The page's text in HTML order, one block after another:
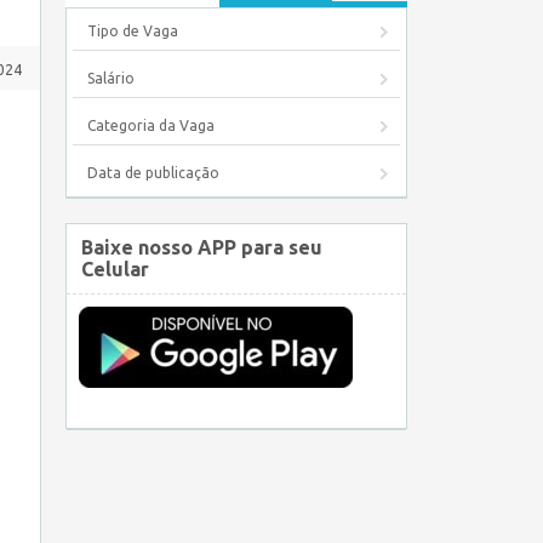
Tipo de Vaga
Salário
Categoria da Vaga
Data de publicação
Baixe nosso APP para seu
Celular